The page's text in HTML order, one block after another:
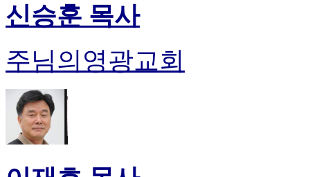
신승훈 목사
주님의영광교회